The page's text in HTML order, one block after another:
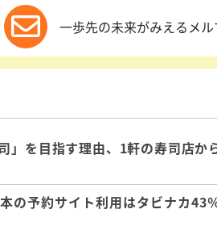
一歩先の未来がみえるメ
」を目指す理由、1軒の寿司店か
の予約サイト利用はタビナカ